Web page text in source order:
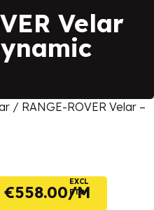
Velar
/ RANGE-ROVER Velar –
€558.00
EXCL
BTW